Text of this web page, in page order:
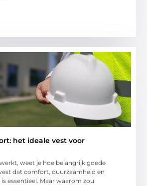
het ideale vest voor
weet je hoe belangrijk goede
dat comfort, duurzaamheid en
essentieel. Maar waarom zou